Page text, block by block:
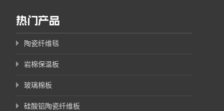
热门产品
陶瓷纤维毯
岩棉保温板
玻璃棉板
硅酸铝陶瓷纤维板